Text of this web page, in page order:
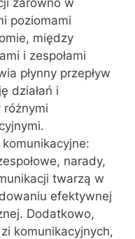
poziomami
między
i zespołami
płynny przepływ
działań i
różnymi
narady,
twarzą w
efektywnej
Dodatkowo,
komunikacyjnych,